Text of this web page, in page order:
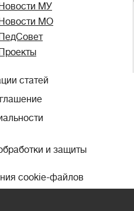
Новости МУ
Новости МО
ПедСовет
Проекты
статей
и защиты
cookie-файлов